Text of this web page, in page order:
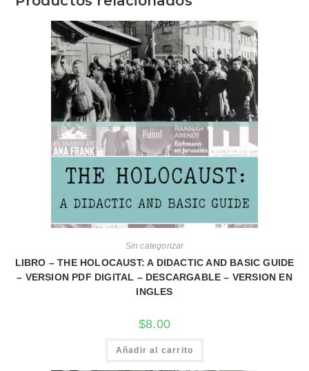
Sin categorizar
LIBRO – THE HOLOCAUST: A DIDACTIC AND BASIC GUIDE
– VERSION PDF DIGITAL – DESCARGABLE – VERSION EN
INGLES
$8.00
Añadir al carrito